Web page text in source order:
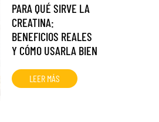
PARA QUÉ SIRVE LA
CREATINA:
BENEFICIOS REALES
Y CÓMO USARLA BIEN
LEER MÁS